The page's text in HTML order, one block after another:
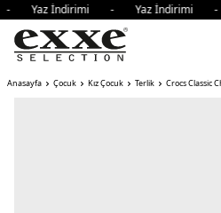
- Yaz İndirimi - Yaz
Anasayfa Çocuk Kız Çocuk Terlik